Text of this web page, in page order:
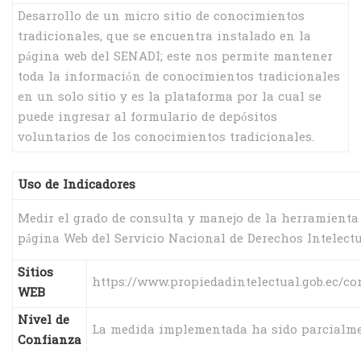
Desarrollo de un micro sitio de conocimientos
tradicionales, que se encuentra instalado en la
página web del SENADI; este nos permite mantener
toda la información de conocimientos tradicionales
en un solo sitio y es la plataforma por la cual se
puede ingresar al formulario de depósitos
voluntarios de los conocimientos tradicionales.
Uso de Indicadores
Medir el grado de consulta y manejo de la
página Web del Servicio Nacional de Derechos
Sitios
WEB
https://www.propiedadintelectual.gob.ec/
Nivel de
Confianza
La medida implementada ha sido